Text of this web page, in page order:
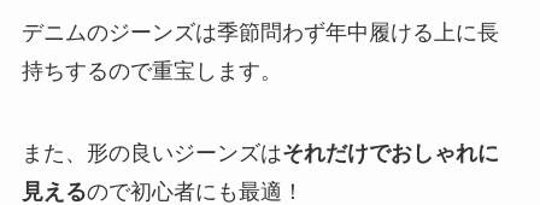
デニムのジーンズは季節問わず年中履ける上に長
持ちするので重宝します。
また、形の良いジーンズはそれだけでおしゃれに
見えるので初心者にも最適！